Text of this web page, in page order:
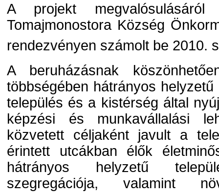
A projekt megvalósulásáról
Tomajmonostora Község
rendezvényen számolt be 2010.
A beruházásnak
többségében hátrányos
település és a kistérség által
képzési és munkavállalási
közvetett céljaként javult a
érintett utcákban élők
hátrányos helyzetű
szegregációja, valamint